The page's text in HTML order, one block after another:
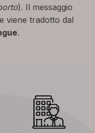
). Il messaggio
viene tradotto dal
.